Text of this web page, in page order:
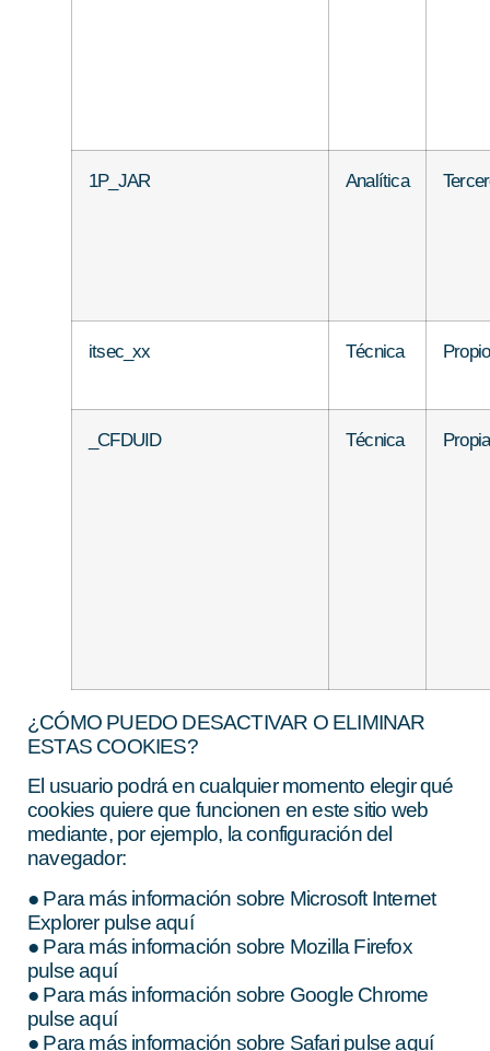
1P_JAR Analítica
itsec_xx Técnica Propio
_CFDUID Técnica Propia
¿CÓMO PUEDO DESACTIVAR O ELIMINAR
ESTAS COOKIES?
El usuario podrá en cualquier momento elegir qué
cookies quiere que funcionen en este sitio web
mediante, por ejemplo, la configuración del
navegador:
● Para más información sobre Microsoft Internet
Explorer pulse aquí
● Para más información sobre Mozilla Firefox
pulse aquí
● Para más información sobre Google Chrome
pulse aquí
● Para más información sobre Safari pulse aquí